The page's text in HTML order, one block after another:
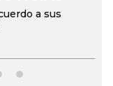
a sus